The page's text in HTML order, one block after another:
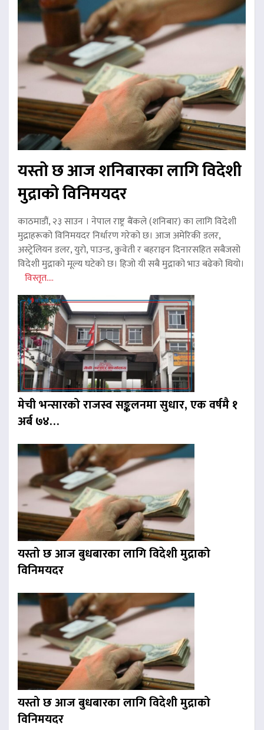
यस्तो छ आज शनिबारका लागि विदेशी
मुद्राको विनिमयदर
काठमाडौं, २३ साउन । नेपाल राष्ट्र बैंकले (शनिबार) का लागि विदेशी
मुद्राहरूको विनिमयदर निर्धारण गरेको छ। आज अमेरिकी डलर,
अस्ट्रेलियन डलर, युरो, पाउन्ड, कुवेती र बहराइन दिनारसहित सबैजसो
विदेशी मुद्राको मूल्य घटेको छ। हिजो यी सबै मुद्राको भाउ बढेको थियो।
विस्तृत....
मेची भन्सारको राजस्व सङ्कलनमा सुधार, एक वर्षमै १
अर्ब ७४…
यस्तो छ आज बुधबारका लागि विदेशी मुद्राको
विनिमयदर
यस्तो छ आज बुधबारका लागि विदेशी मुद्राको
विनिमयदर